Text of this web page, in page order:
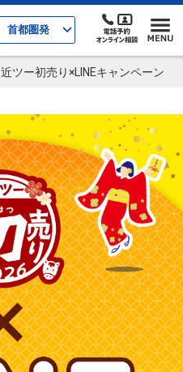
首都圏発
近ツー初売り×LINEキャンペーン